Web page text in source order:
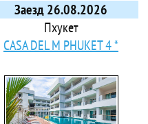
Заезд 26.08.2026
Пхукет
CASA DEL M PHUKET 4 *